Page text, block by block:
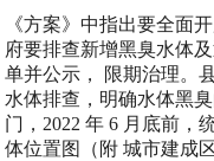
《方案》中指出要全面
府要排查新增黑臭水体
单并公示， 限期治理。
水体排查，明确水体黑
门，2022 年 6 月底前，
体位置图（附 城市建成